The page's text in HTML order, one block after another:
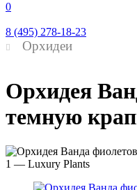
0
8 (495) 278-18-23
Орхидеи
Орхидея
темную